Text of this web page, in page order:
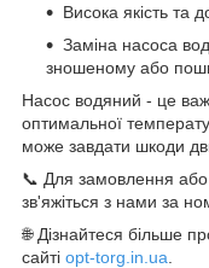
Висока якість та
Заміна насоса
зношеному або
Насос водяний - це
оптимальної
може завдати шкоди
📞 Для замовлення або
зв'яжіться з нами за
🌐 Дізнайтеся більше
сайті opt-torg.in.ua